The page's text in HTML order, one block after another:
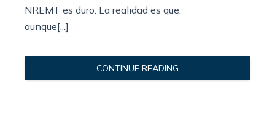
NREMT es duro. La realidad es que,
aunque[...]
CONTINUE READING